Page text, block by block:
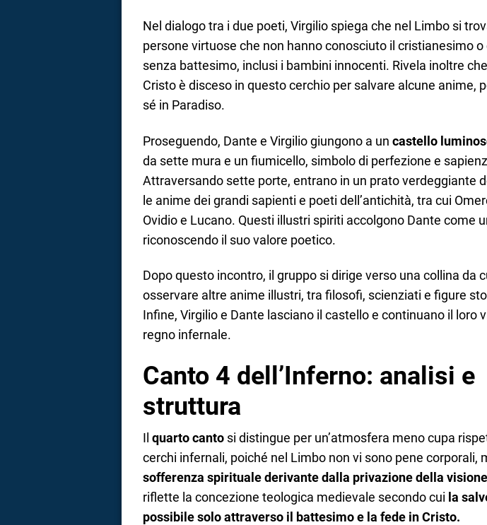
Nel dialogo tra i due poeti, Virgilio spiega che nel Limbo si
persone virtuose che non hanno conosciuto il cristianesimo
senza battesimo, inclusi i bambini innocenti. Rivela inoltre
Cristo è disceso in questo cerchio per salvare alcune anime,
sé in Paradiso.
Proseguendo, Dante e Virgilio giungono a un castello
da sette mura e un fiumicello, simbolo di perfezione e
Attraversando sette porte, entrano in un prato verdeggiante
le anime dei grandi sapienti e poeti dell’antichità, tra cui
Ovidio e Lucano. Questi illustri spiriti accolgono Dante come
riconoscendo il suo valore poetico.
Dopo questo incontro, il gruppo si dirige verso una collina da
osservare altre anime illustri, tra filosofi, scienziati e figure
Infine, Virgilio e Dante lasciano il castello e continuano il loro
regno infernale.
Canto 4 dell’Inferno: analisi e
struttura
Il quarto canto si distingue per un’atmosfera meno cupa
cerchi infernali, poiché nel Limbo non vi sono pene corporali,
sofferenza spirituale derivante dalla privazione della
riflette la concezione teologica medievale secondo cui la
possibile solo attraverso il battesimo e la fede in Cristo.